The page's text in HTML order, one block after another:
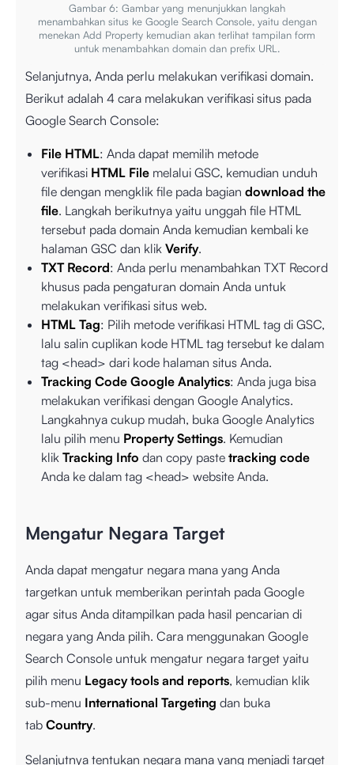
Gambar 6: Gambar yang menunjukkan langkah
menambahkan situs ke Google Search Console, yaitu dengan
menekan Add Property kemudian akan terlihat tampilan form
untuk menambahkan domain dan prefix URL.
Selanjutnya, Anda perlu melakukan verifikasi domain.
Berikut adalah 4 cara melakukan verifikasi situs pada
Google Search Console:
File HTML: Anda dapat memilih metode
verifikasi HTML File melalui GSC, kemudian unduh
file dengan mengklik file pada bagian download the
file. Langkah berikutnya yaitu unggah file HTML
tersebut pada domain Anda kemudian kembali ke
halaman GSC dan klik Verify.
TXT Record: Anda perlu menambahkan TXT Record
khusus pada pengaturan domain Anda untuk
melakukan verifikasi situs web.
HTML Tag: Pilih metode verifikasi HTML tag di GSC,
lalu salin cuplikan kode HTML tag tersebut ke dalam
tag <head> dari kode halaman situs Anda.
Tracking Code Google Analytics: Anda juga bisa
melakukan verifikasi dengan Google Analytics.
Langkahnya cukup mudah, buka Google Analytics
lalu pilih menu Property Settings. Kemudian
klik Tracking Info dan copy paste tracking code
Anda ke dalam tag <head> website Anda.
Mengatur Negara Target
Anda dapat mengatur negara mana yang Anda
targetkan untuk memberikan perintah pada Google
agar situs Anda ditampilkan pada hasil pencarian di
negara yang Anda pilih. Cara menggunakan Google
Search Console untuk mengatur negara target yaitu
pilih menu Legacy tools and reports, kemudian klik
sub-menu International Targeting dan buka
tab Country.
Selanjutnya tentukan negara mana yang menjadi target